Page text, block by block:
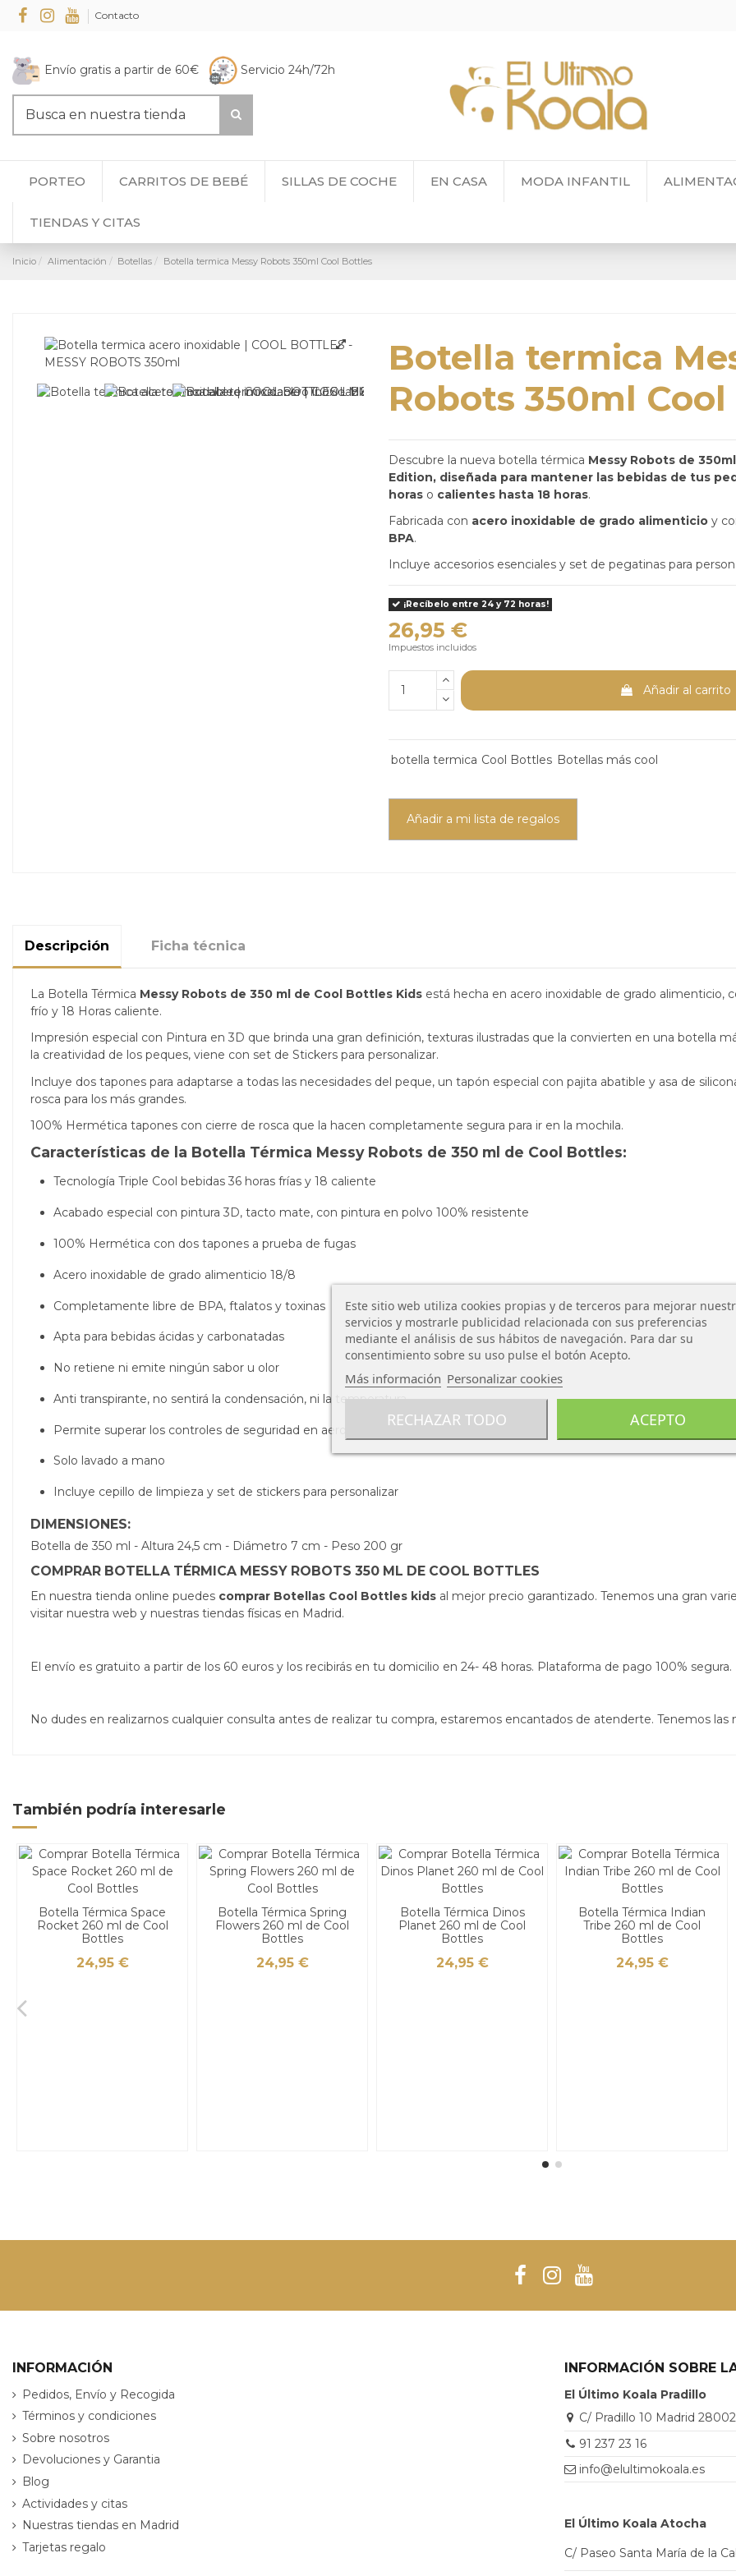
Contacto
Envío gratis a partir de 60€ Servicio 24h/72h
PORTEO CARRITOS DE BEBÉ SILLAS DE COCHE EN CASA MODA INFANTIL
TIENDAS Y CITAS
Inicio Alimentación Botellas Botella termica Messy Robots 350ml Cool Bottles
Botella termica
Robots 350ml
Descubre la nueva botella térmica Messy Robots de
Edition, diseñada para mantener las bebidas de tus
horaso calientes hasta 18 horas.
Fabricada con acero inoxidable de grado alimenticioy
BPA.
Incluye accesorios esenciales y set de pegatinas para
¡Recíbelo entre 24 y 72 horas!
26,95 €
Impuestos incluidos
Añadir al carrito
botella termica Cool Bottles Botellas más cool
Añadir a mi lista de regalos
Descripción Ficha técnica
La Botella Térmica Messy Robots de 350 ml de Cool Bottles Kids está hecha en acero inoxidable de grado alimenticio,
frío y 18 Horas caliente.
Impresión especial con Pintura en 3D que brinda una gran definición, texturas ilustradas que la convierten en una botella
la creatividad de los peques, viene con set de Stickers para personalizar.
Incluye dos tapones para adaptarse a todas las necesidades del peque, un tapón especial con pajita abatible y asa de
rosca para los más grandes.
100% Hermética tapones con cierre de rosca que la hacen completamente segura para ir en la mochila.
Características de la Botella Térmica Messy Robots de 350 ml de Cool Bottles:
Tecnología Triple Cool bebidas 36 horas frías y 18 caliente
Acabado especial con pintura 3D, tacto mate, con pintura en polvo 100% resistente
100% Hermética con dos tapones a prueba de fugas
Acero inoxidable de grado alimenticio 18/8
Completamente libre de BPA, ftalatos y toxinas
Apta para bebidas ácidas y carbonatadas
No retiene ni emite ningún sabor u olor
Anti transpirante, no sentirá la condensación, ni la temperatura
Permite superar los controles de seguridad en aeropuertos
Solo lavado a mano
Incluye cepillo de limpieza y set de stickers para personalizar
DIMENSIONES:
Botella de 350 ml - Altura 24,5 cm - Diámetro 7 cm - Peso 200 gr
COMPRAR BOTELLA TÉRMICA MESSY ROBOTS 350 ML DE COOL BOTTLES
En nuestra tienda online puedes comprar Botellas Cool Bottles kids al mejor precio garantizado. Tenemos una gran
visitar nuestra web y nuestras tiendas físicas en Madrid.
El envío es gratuito a partir de los 60 euros y los recibirás en tu domicilio en 24- 48 horas. Plataforma de pago 100% segura.
No dudes en realizarnos cualquier consulta antes de realizar tu compra, estaremos encantados de atenderte. Tenemos las
También podría interesarle
Botella Térmica Space
Rocket 260 ml de Cool
Bottles
24,95 €
Botella Térmica Spring
Flowers 260 ml de Cool
Bottles
24,95 €
Botella Térmica Dinos
Planet 260 ml de Cool
Bottles
24,95 €
Botella Térmica Indian
Tribe 260 ml de Cool
Bottles
24,95 €
INFORMACIÓN
Pedidos, Envío y Recogida
Términos y condiciones
Sobre nosotros
Devoluciones y Garantia
Blog
Actividades y citas
Nuestras tiendas en Madrid
Tarjetas regalo
INFORMACIÓN SOBRE
El Último Koala Pradillo
C/ Pradillo 10 Madrid 28002
91 237 23 16
info@elultimokoala.es
El Último Koala Atocha
C/ Paseo Santa María de la
Este sitio web utiliza cookies propias y de terceros para mejorar
servicios y mostrarle publicidad relacionada con sus preferencias
mediante el análisis de sus hábitos de navegación. Para dar su
consentimiento sobre su uso pulse el botón Acepto.
Más información Personalizar cookies
RECHAZAR TODO ACEPTO